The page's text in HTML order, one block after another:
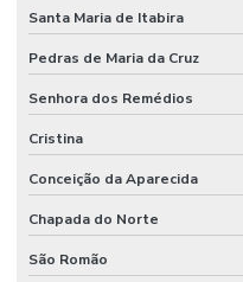
Santa Maria de Itabira
Pedras de Maria da Cruz
Senhora dos Remédios
Cristina
Conceição da Aparecida
Chapada do Norte
São Romão